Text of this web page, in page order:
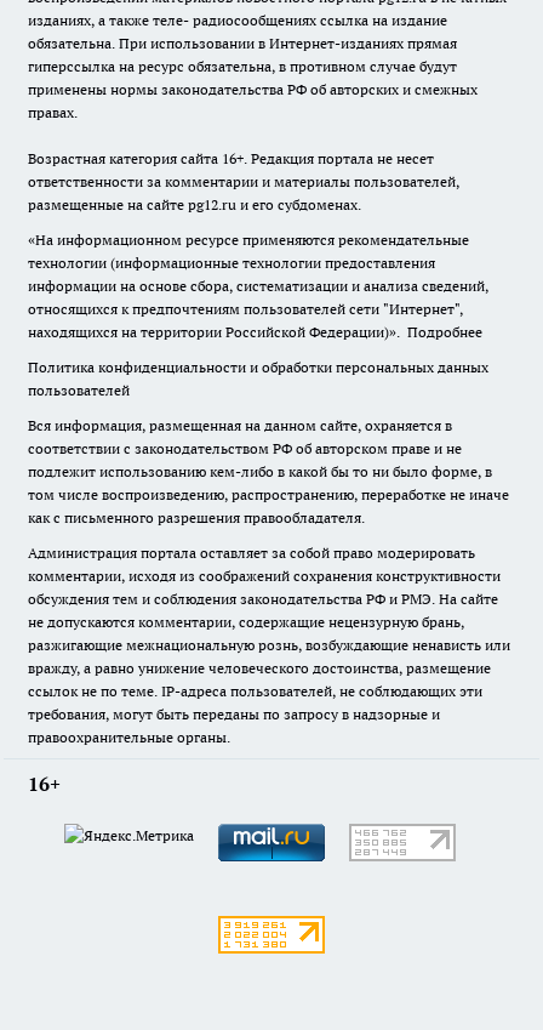
изданиях, а также теле- радиосообщениях ссылка на издание
обязательна. При использовании в Интернет-изданиях прямая
гиперссылка на ресурс обязательна, в противном случае будут
применены нормы законодательства РФ об авторских и смежных
правах.
Возрастная категория сайта 16+. Редакция портала не несет
ответственности за комментарии и материалы пользователей,
размещенные на сайте pg12.ru и его субдоменах.
«На информационном ресурсе применяются рекомендательные
технологии (информационные технологии предоставления
информации на основе сбора, систематизации и анализа сведений,
относящихся к предпочтениям пользователей сети "Интернет",
находящихся на территории Российской Федерации)». Подробнее
Политика конфиденциальности и обработки персональных данных
пользователей
Вся информация, размещенная на данном сайте, охраняется в
соответствии с законодательством РФ об авторском праве и не
подлежит использованию кем-либо в какой бы то ни было форме, в
том числе воспроизведению, распространению, переработке не иначе
как с письменного разрешения правообладателя.
Администрация портала оставляет за собой право модерировать
комментарии, исходя из соображений сохранения конструктивности
обсуждения тем и соблюдения законодательства РФ и РМЭ. На сайте
не допускаются комментарии, содержащие нецензурную брань,
разжигающие межнациональную рознь, возбуждающие ненависть или
вражду, а равно унижение человеческого достоинства, размещение
ссылок не по теме. IP-адреса пользователей, не соблюдающих эти
требования, могут быть переданы по запросу в надзорные и
правоохранительные органы.
16+